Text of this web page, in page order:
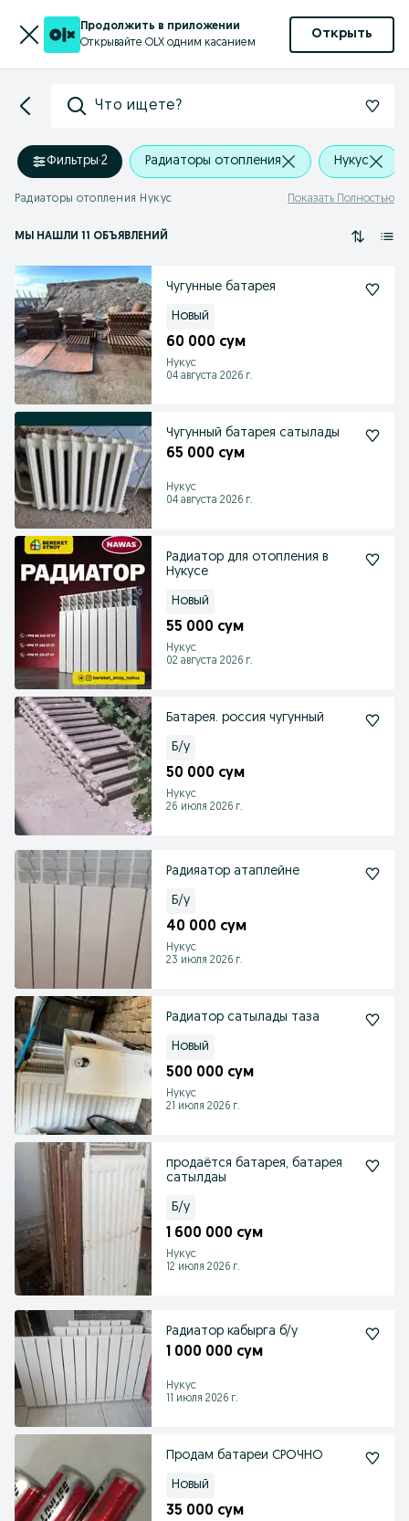
Продолжить в приложении
Открывайте OLX одним касанием
Открыть
Что ищете?
Фильтры·2 Радиаторы отопления Нукус
Радиаторы отопления Нукус Показать Полностью
МЫ НАШЛИ 11 ОБЪЯВЛЕНИЙ
Чугунные батарея
Новый
60 000 сум
Нукус
04 августа 2026 г.
Чугунный батарея сатылады
65 000 сум
Нукус
04 августа 2026 г.
Радиатор для отопления в
Нукусе
Новый
55 000 сум
Нукус
02 августа 2026 г.
Батарея. россия чугунный
Б/у
50 000 сум
Нукус
26 июля 2026 г.
Радияатор атаплейне
Б/у
40 000 сум
Нукус
23 июля 2026 г.
Радиатор сатылады таза
Новый
500 000 сум
Нукус
21 июля 2026 г.
продаётся батарея, батарея
сатылдаы
Б/у
1 600 000 сум
Нукус
12 июля 2026 г.
Радиатор кабырга б/у
1 000 000 сум
Нукус
11 июля 2026 г.
Продам батареи СРОЧНО
Новый
35 000 сум